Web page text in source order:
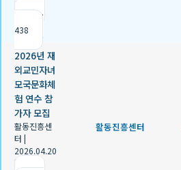
조회
438
2026년 재
외교민자녀
모국문화체
험 연수 참
가자 모집
활동진흥센
터 |
2026.04.20
|
활동진흥센터